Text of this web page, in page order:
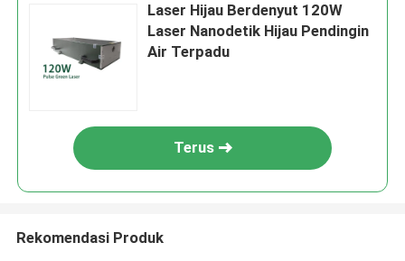
Laser Hijau Berdenyut 120W
Laser Nanodetik Hijau Pendingin
Air Terpadu
Terus
Rekomendasi Produk